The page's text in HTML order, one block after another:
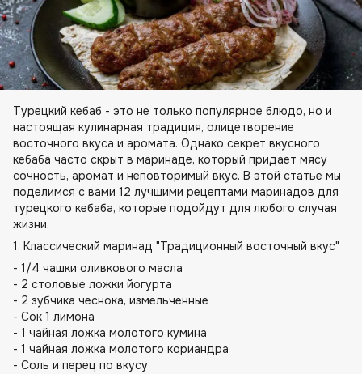
Турецкий кебаб - это не только популярное блюдо, но и
настоящая кулинарная традиция, олицетворение
восточного вкуса и аромата. Однако секрет вкусного
кебаба часто скрыт в маринаде, который придает мясу
сочность, аромат и неповторимый вкус. В этой статье мы
поделимся с вами 12 лучшими рецептами маринадов для
турецкого кебаба, которые подойдут для любого случая
жизни.
1. Классический маринад "Традиционный восточный вкус"
- 1/4 чашки оливкового масла
- 2 столовые ложки йогурта
- 2 зубчика чеснока, измельченные
- Сок 1 лимона
- 1 чайная ложка молотого кумина
- 1 чайная ложка молотого кориандра
- Соль и перец по вкусу